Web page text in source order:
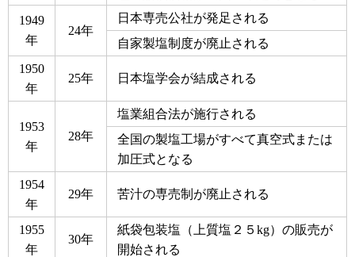
1949
年
24年
日本専売公社が発足される
自家製塩制度が廃止される
1950
年
25年 日本塩学会が結成される
1953
年
28年
塩業組合法が施行される
全国の製塩工場がすべて真空式または
加圧式となる
1954
年
29年 苦汁の専売制が廃止される
1955
年
30年
紙袋包装塩（上質塩２５kg）の販売が
開始される